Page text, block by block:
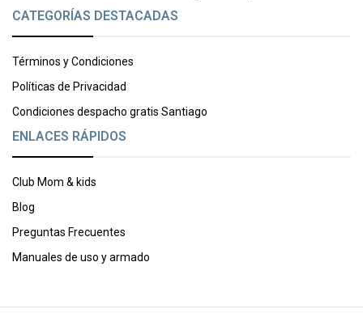
CATEGORÍAS DESTACADAS
Términos y Condiciones
Políticas de Privacidad
Condiciones despacho gratis Santiago
ENLACES RÁPIDOS
Club Mom & kids
Blog
Preguntas Frecuentes
Manuales de uso y armado